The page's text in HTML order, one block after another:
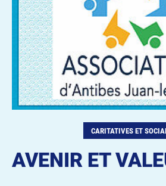
CARITATIVES ET
AVENIR ET